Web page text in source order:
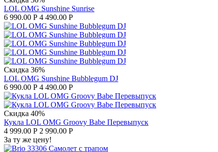
LOL OMG Sunshine Sunrise
6 990.00 Р 4 490.00 Р
Скидка 36%
LOL OMG Sunshine Bubblegum DJ
6 990.00 Р 4 490.00 Р
Скидка 40%
Кукла LOL OMG Groovy Babe Перевыпуск
4 999.00 Р 2 990.00 Р
За ту же цену!